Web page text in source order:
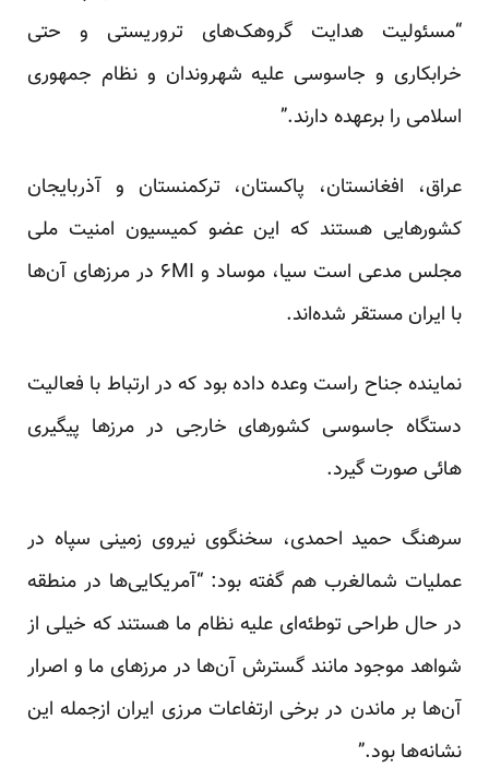
“مسئولیت هدایت گروهک‌های تروریستی و حتی
خرابکاری و جاسوسی علیه شهروندان و نظام جمهوری
اسلامی را برعهده دارند.”
عراق، افغانستان، پاکستان، ترکمنستان و آذربایجان
کشورهایی هستند که این عضو کمیسیون امنیت ملی
مجلس مدعی است سیا، موساد و ۶MI در مرزهای آن‌ها
با ایران مستقر شده‌اند.
نماینده جناح راست وعده داده بود که در ارتباط با فعالیت
دستگاه جاسوسی کشورهای خارجی در مرزها پیگیری
هائی صورت گیرد.
سرهنگ حمید احمدی، سخنگوی نیروی زمینی سپاه در
عملیات شمالغرب هم گفته بود: “آمریکایی‌ها در منطقه
در حال طراحی توطئه‌ای علیه نظام ما هستند که خیلی از
شواهد موجود مانند گسترش آن‌ها در مرزهای ما و اصرار
آن‌ها بر ماندن در برخی ارتفاعات مرزی ایران ازجمله این
نشانه‌ها بود.”